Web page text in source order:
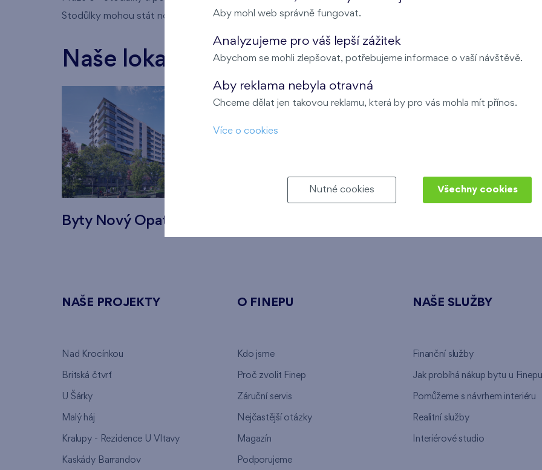
Stodůlky mohou stát novým začátkem.
Naše lokality
Byty Nový Opatov
NAŠE PROJEKTY
Nad Krocínkou
Britská čtvrť
U Šárky
Malý háj
Kralupy - Rezidence U Vltavy
Kaskády Barrandov
O FINEPU
Kdo jsme
Proč zvolit Finep
Záruční servis
Nejčastější otázky
Magazín
Podporujeme
NAŠE SLUŽBY
Finanční služby
Jak probíhá nákup bytu u Finepu
Pomůžeme s návrhem interiéru
Realitní služby
Interiérové studio
Aby mohl web správně fungovat.
Analyzujeme pro váš lepší zážitek
Abychom se mohli zlepšovat, potřebujeme informace o vaší návštěvě.
Aby reklama nebyla otravná
Chceme dělat jen takovou reklamu, která by pro vás mohla mít přínos.
Více o cookies
Nutné cookies Všechny cookies